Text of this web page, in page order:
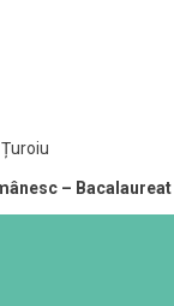
– Bacalaureat